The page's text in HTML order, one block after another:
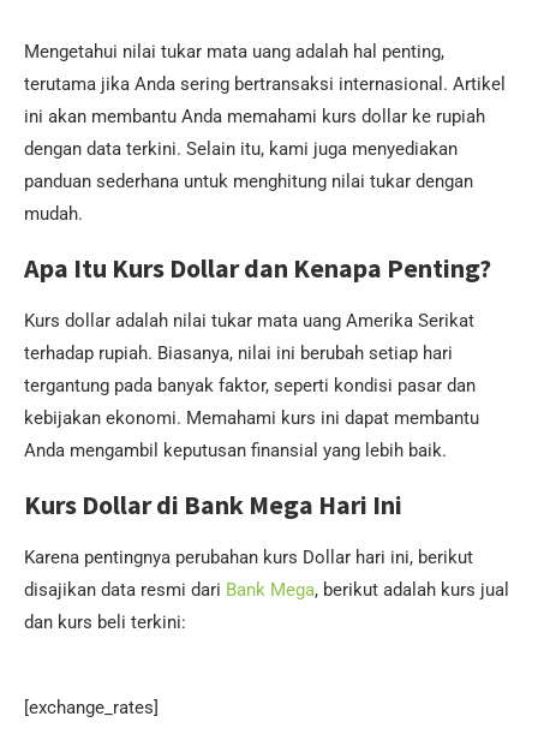
Mengetahui nilai tukar mata uang adalah hal penting,
terutama jika Anda sering bertransaksi internasional. Artikel
ini akan membantu Anda memahami kurs dollar ke rupiah
dengan data terkini. Selain itu, kami juga menyediakan
panduan sederhana untuk menghitung nilai tukar dengan
mudah.
Apa Itu Kurs Dollar dan Kenapa Penting?
Kurs dollar adalah nilai tukar mata uang Amerika Serikat
terhadap rupiah. Biasanya, nilai ini berubah setiap hari
tergantung pada banyak faktor, seperti kondisi pasar dan
kebijakan ekonomi. Memahami kurs ini dapat membantu
Anda mengambil keputusan finansial yang lebih baik.
Kurs Dollar di Bank Mega Hari Ini
Karena pentingnya perubahan kurs Dollar hari ini, berikut
disajikan data resmi dari Bank Mega, berikut adalah kurs jual
dan kurs beli terkini:
[exchange_rates]